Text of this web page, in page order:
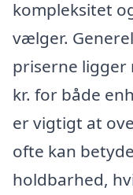
kompleksitet
vælger.
priserne ligger
kr. for både
er vigtigt at
ofte kan
holdbarhed,